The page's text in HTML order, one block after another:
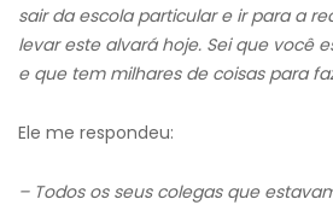
sair da escola particular e ir para a
levar este alvará hoje. Sei que você
e que tem milhares de coisas para
Ele me respondeu:
– Todos os seus colegas que